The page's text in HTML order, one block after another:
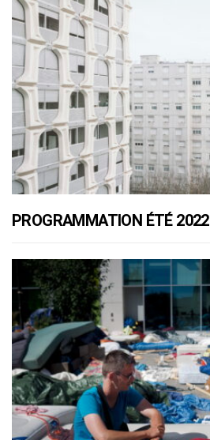
PROGRAMMATION ÉTÉ 2022